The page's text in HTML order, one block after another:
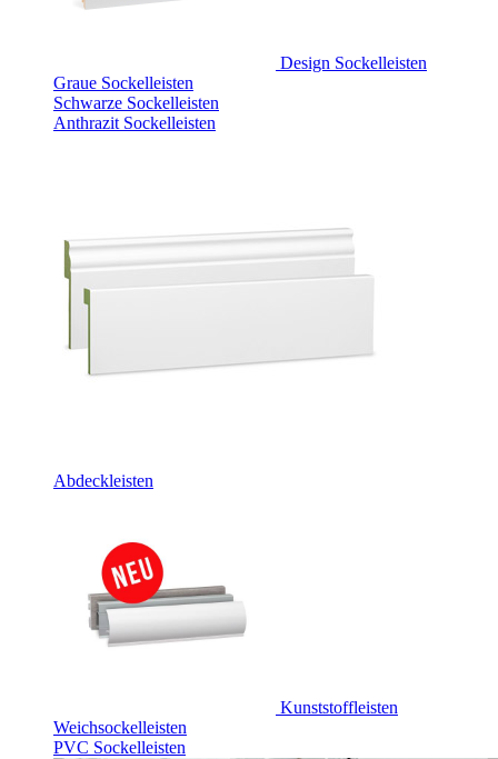
Design Sockelleisten
Graue Sockelleisten
Schwarze Sockelleisten
Anthrazit Sockelleisten
Abdeckleisten
Kunststoffleisten
Weichsockelleisten
PVC Sockelleisten